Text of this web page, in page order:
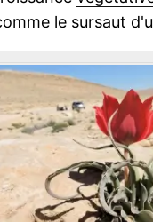
le sursaut